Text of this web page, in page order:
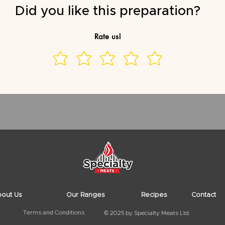
Did you like this preparation?
Rate us!
Us Our Ranges Recipes Contact
Terms and Conditions © 2025 by Specialty Meats Ltd.